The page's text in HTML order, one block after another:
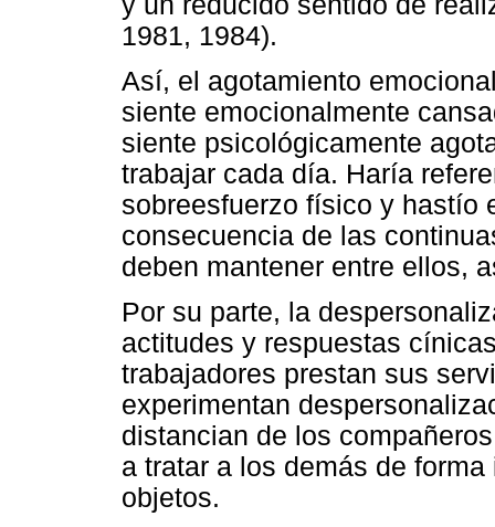
1981, 1984).
Así, el agotamiento
siente emocionalmente
siente psicológicamente
trabajar cada día. Haría
sobreesfuerzo físico y hastío
consecuencia de las
deben mantener entre ellos,
Por su parte, la
actitudes y respuestas
trabajadores prestan sus
experimentan
distancian de los
a tratar a los demás de
objetos.